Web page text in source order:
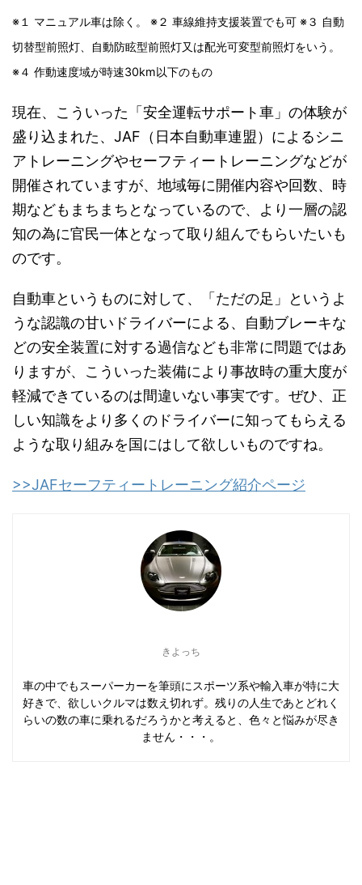
※１ マニュアル車は除く。 ※２ 車線維持支援装置でも可 ※３ 自動
切替型前照灯、自動防眩型前照灯又は配光可変型前照灯をいう。
※４ 作動速度域が時速30km以下のもの
現在、こういった「安全運転サポート車」の体験が
盛り込まれた、JAF（日本自動車連盟）によるシニ
アトレーニングやセーフティートレーニングなどが
開催されていますが、地域毎に開催内容や回数、時
期などもまちまちとなっているので、より一層の認
知の為に官民一体となって取り組んでもらいたいも
のです。
自動車というものに対して、「ただの足」というよ
うな認識の甘いドライバーによる、自動ブレーキな
どの安全装置に対する過信なども非常に問題ではあ
りますが、こういった装備により事故時の重大度が
軽減できているのは間違いない事実です。ぜひ、正
しい知識をより多くのドライバーに知ってもらえる
ような取り組みを国にはして欲しいものですね。
>>JAFセーフティートレーニング紹介ページ
きよっち
車の中でもスーパーカーを筆頭にスポーツ系や輸入車が特に大
好きで、欲しいクルマは数え切れず。残りの人生であとどれく
らいの数の車に乗れるだろうかと考えると、色々と悩みが尽き
ません・・・。